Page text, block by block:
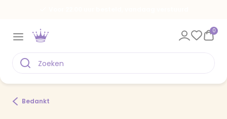
0
Bedankt